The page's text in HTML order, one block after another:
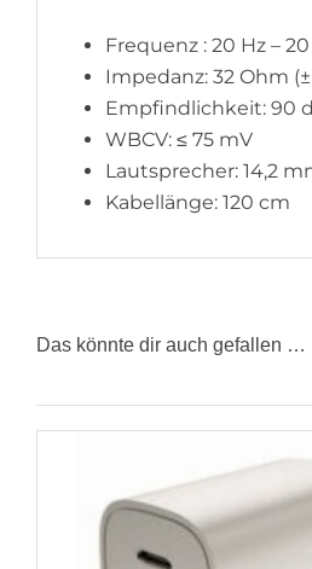
Frequenz : 20 Hz –
Impedanz: 32 Ohm (±
Empfindlichkeit: 90
WBCV: ≤ 75 mV
Lautsprecher: 14,2
Kabellänge: 120 cm
Das könnte dir auch gefallen …